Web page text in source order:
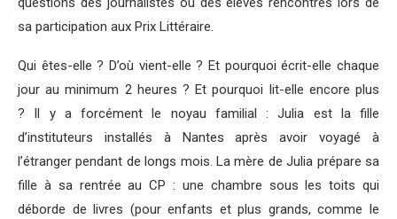
sa participation aux Prix Littéraire.
Qui êtes-elle ? D’où vient-elle ? Et pourquoi écrit-elle chaque
jour au minimum 2 heures ? Et pourquoi lit-elle encore plus
? Il y a forcément le noyau familial : Julia est la fille
d’instituteurs installés à Nantes après avoir voyagé à
l’étranger pendant de longs mois. La mère de Julia prépare sa
fille à sa rentrée au CP : une chambre sous les toits qui
déborde de livres (pour enfants et plus grands, comme le